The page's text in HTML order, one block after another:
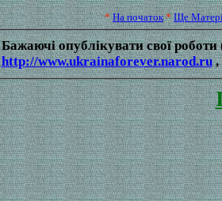
*На початок*Ще
Бажаючі опублікувати свої роботи
http://www.ukrainaforever.narod.ru,